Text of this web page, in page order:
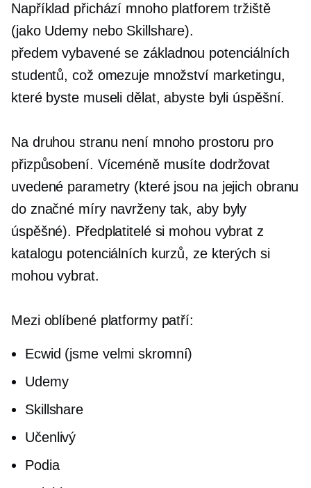
Například přichází mnoho platforem tržiště
(jako Udemy nebo Skillshare).
předem vybavenése základnou potenciálních
studentů, což omezuje množství marketingu,
které byste museli dělat, abyste byli úspěšní.
Na druhou stranu není mnoho prostoru pro
přizpůsobení. Víceméně musíte dodržovat
uvedené parametry (které jsou na jejich obranu
do značné míry navrženy tak, aby byly
úspěšné). Předplatitelé si mohou vybrat z
katalogu potenciálních kurzů, ze kterých si
mohou vybrat.
Mezi oblíbené platformy patří:
Ecwid (jsme velmi skromní)
Udemy
Skillshare
Učenlivý
Podia